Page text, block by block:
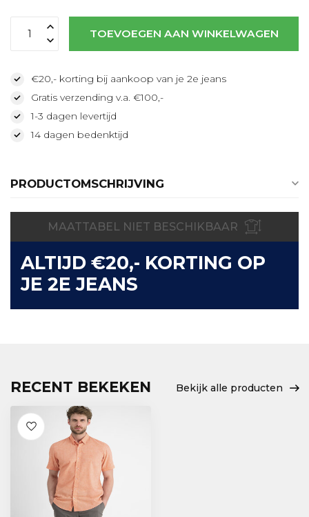
TOEVOEGEN AAN WINKELWAGEN
€20,- korting bij aankoop van je 2e jeans
Gratis verzending v.a. €100,-
1-3 dagen levertijd
14 dagen bedenktijd
PRODUCTOMSCHRIJVING
MAATTABEL NIET BESCHIKBAAR
ALTIJD €20,- KORTING OP
JE 2E JEANS
RECENT BEKEKEN Bekijk alle producten